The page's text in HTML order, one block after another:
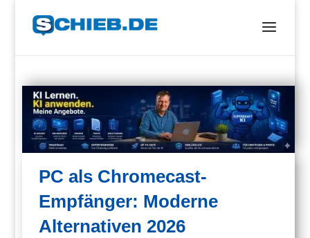
PC als Chromecast-
Empfänger: Moderne
Alternativen 2026